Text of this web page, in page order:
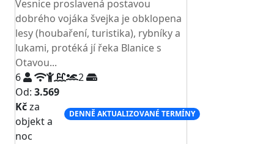
Vesnice proslavená postavou
dobrého vojáka švejka je obklopena
lesy (houbaření, turistika), rybníky a
lukami, protéká jí řeka Blanice s
Otavou...
6
2
Od: 3.569
Kčza
objekt a
noc
DENNĚ AKTUALIZOVANÉ TERMÍNY